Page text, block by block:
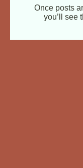
Once posts
you’ll see